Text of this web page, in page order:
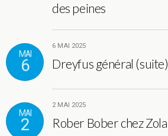
des peines
MAI
6
6 MAI 2025
Dreyfus général (suite)
MAI
2
2 MAI 2025
Rober Bober chez Zola